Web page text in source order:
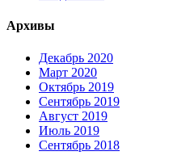
Архивы
Декабрь 2020
Март 2020
Октябрь 2019
Сентябрь 2019
Август 2019
Июль 2019
Сентябрь 2018